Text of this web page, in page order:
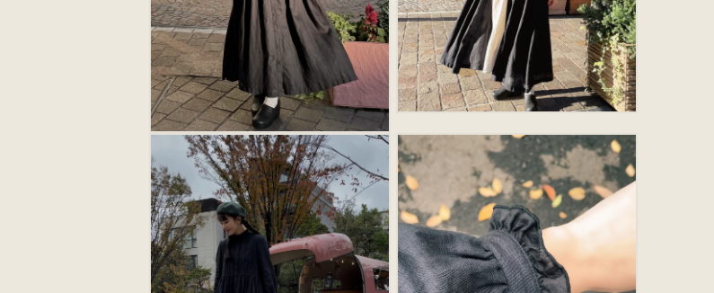
く
モ
ー
ダ
ル
で
メ
デ
ィ
ア
(14)
ー
ダ
ル
で
メ
デ
ィ
ア
(15)
を